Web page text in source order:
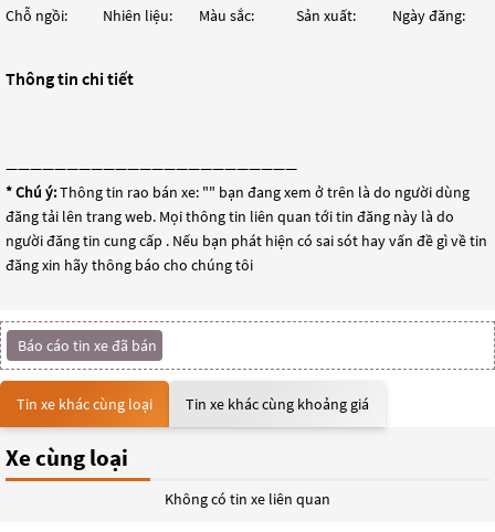
Chỗ ngồi: Nhiên liệu: Màu sắc: Sản xuất: Ngày đăng:
Thông tin chi tiết
————————————————————————
* Chú ý:Thông tin rao bán xe: "" bạn đang xem ở trên là do người dùng
đăng tải lên trang web. Mọi thông tin liên quan tới tin đăng này là do
người đăng tin cung cấp . Nếu bạn phát hiện có sai sót hay vấn đề gì về tin
đăng xin hãy thông báo cho chúng tôi
Báo cáo tin xe đã bán
Tin xe khác cùng loại Tin xe khác cùng khoảng giá
Xe cùng loại
Không có tin xe liên quan